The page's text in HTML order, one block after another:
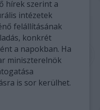
hírek szerint a
intézetek
felállításának
konkrét
a napokban. Ha
miniszterelnök
is sor kerülhet.